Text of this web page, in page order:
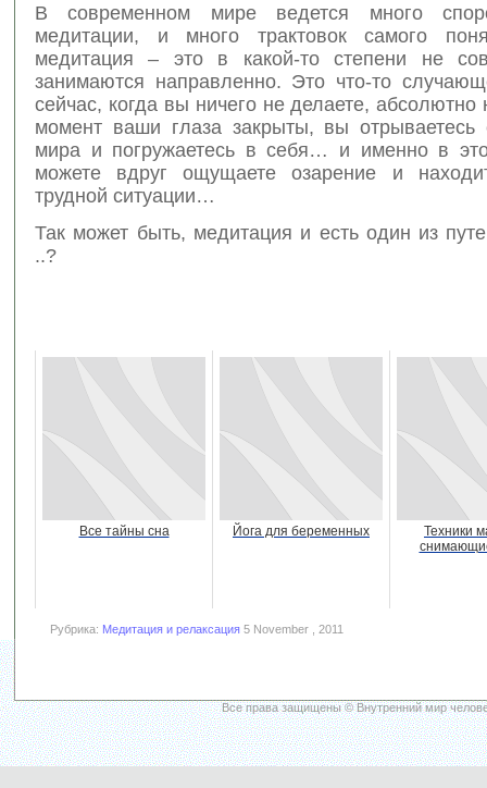
В современном мире ведется много
медитации, и много трактовок самого
медитация – это в какой-то степени не
занимаются направленно. Это что-то
сейчас, когда вы ничего не делаете, абсолютно
момент ваши глаза закрыты, вы отрываетесь
мира и погружаетесь в себя… и именно в
можете вдруг ощущаете озарение и
трудной ситуации…
Так может быть, медитация и есть один из
..?
Все тайны сна Йога для беременных
Техники
Рубрика: Медитация и релаксация 5 November , 2011
Все права защищены © Внутренний мир